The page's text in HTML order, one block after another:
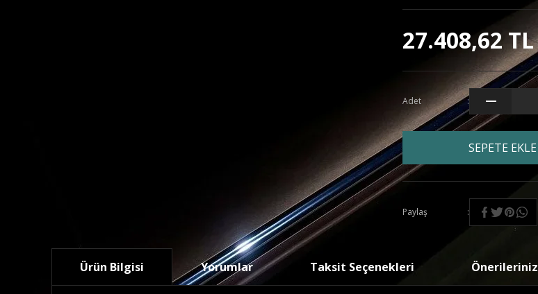
27.408,62 TL
Adet
SEPETE EKLE
Paylaş
Ürün Bilgisi Yorumlar Taksit Seçenekleri Önerileriniz